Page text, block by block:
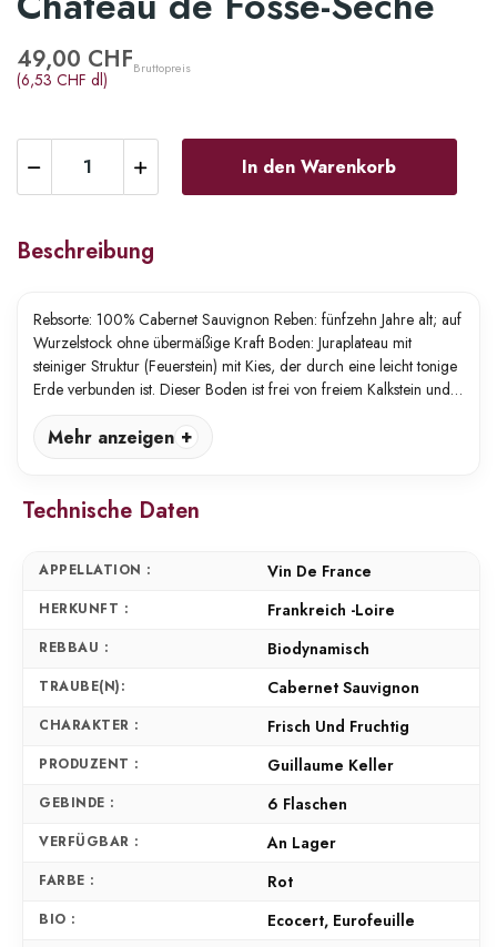
49,00 CHF
(6,53 CHF dl)
Bruttopreis
In den Warenkorb
Beschreibung
Rebsorte: 100% Cabernet Sauvignon Reben: fünfzehn Jahre alt; auf
Wurzelstock ohne übermäßige Kraft Boden: Juraplateau mit
steiniger Struktur (Feuerstein) mit Kies, der durch eine leicht tonige
Erde verbunden ist. Dieser Boden ist frei von freiem Kalkstein und…
Mehr anzeigen
Technische Daten
APPELLATION : Vin De France
HERKUNFT : Frankreich -Loire
REBBAU : Biodynamisch
TRAUBE(N): Cabernet Sauvignon
CHARAKTER : Frisch Und Fruchtig
PRODUZENT : Guillaume Keller
GEBINDE : 6 Flaschen
VERFÜGBAR : An Lager
FARBE : Rot
BIO : Ecocert, Eurofeuille